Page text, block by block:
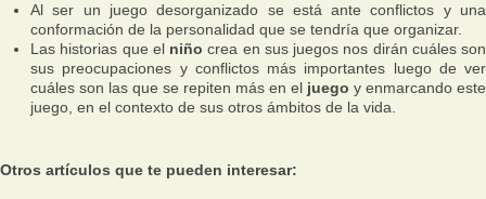
Al ser un juego desorganizado se está ante conflictos y una
conformación de la personalidad que se tendría que organizar.
Las historias que el niñocrea en sus juegos nos dirán cuáles son
sus preocupaciones y conflictos más importantes luego de ver
cuáles son las que se repiten más en el juego y enmarcando este
juego, en el contexto de sus otros ámbitos de la vida.
Otros artículos que te pueden interesar: